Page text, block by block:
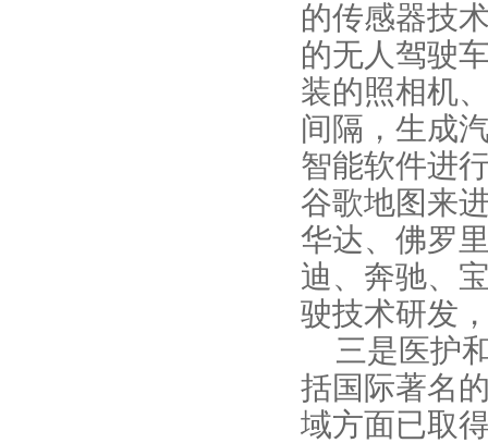
的传感器技
的无人驾驶
装的照相机
间隔，生成
智能软件进
谷歌地图来
华达、佛罗
迪、奔驰、
驶技术研发
三是医护
括国际著名
域方面已取